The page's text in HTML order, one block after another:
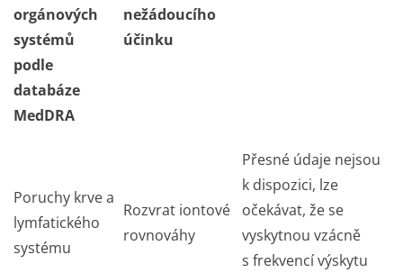
orgánových
systémů
podle
databáze
MedDRA
nežádoucího
účinku
Poruchy krve a
lymfatického
systému
Rozvrat iontové
rovnováhy
Přesné údaje nejsou
k dispozici, lze
očekávat, že se
vyskytnou vzácně
s frekvencí výskytu